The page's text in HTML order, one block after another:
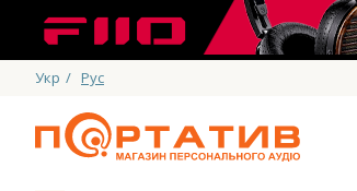
Укр / Рус